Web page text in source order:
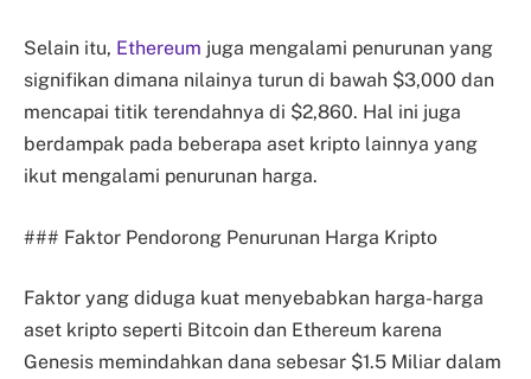
Selain itu, Ethereum juga mengalami penurunan yang
signifikan dimana nilainya turun di bawah $3,000 dan
mencapai titik terendahnya di $2,860. Hal ini juga
berdampak pada beberapa aset kripto lainnya yang
ikut mengalami penurunan harga.
### Faktor Pendorong Penurunan Harga Kripto
Faktor yang diduga kuat menyebabkan harga-harga
aset kripto seperti Bitcoin dan Ethereum karena
Genesis memindahkan dana sebesar $1.5 Miliar dalam